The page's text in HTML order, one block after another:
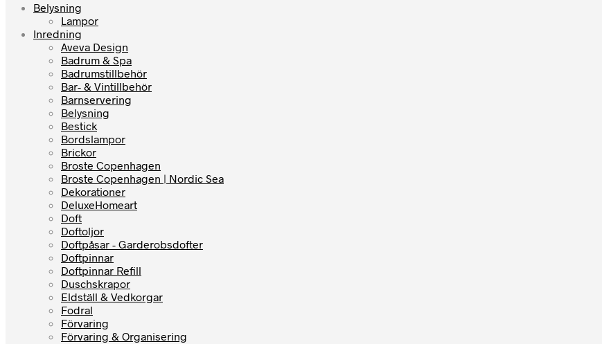
Belysning
Lampor
Inredning
Aveva Design
Badrum & Spa
Badrumstillbehör
Bar- & Vintillbehör
Barnservering
Belysning
Bestick
Bordslampor
Brickor
Broste Copenhagen
Broste Copenhagen | Nordic Sea
Dekorationer
DeluxeHomeart
Doft
Doftoljor
Doftpåsar - Garderobsdofter
Doftpinnar
Doftpinnar Refill
Duschskrapor
Eldställ & Vedkorgar
Fodral
Förvaring
Förvaring & Organisering